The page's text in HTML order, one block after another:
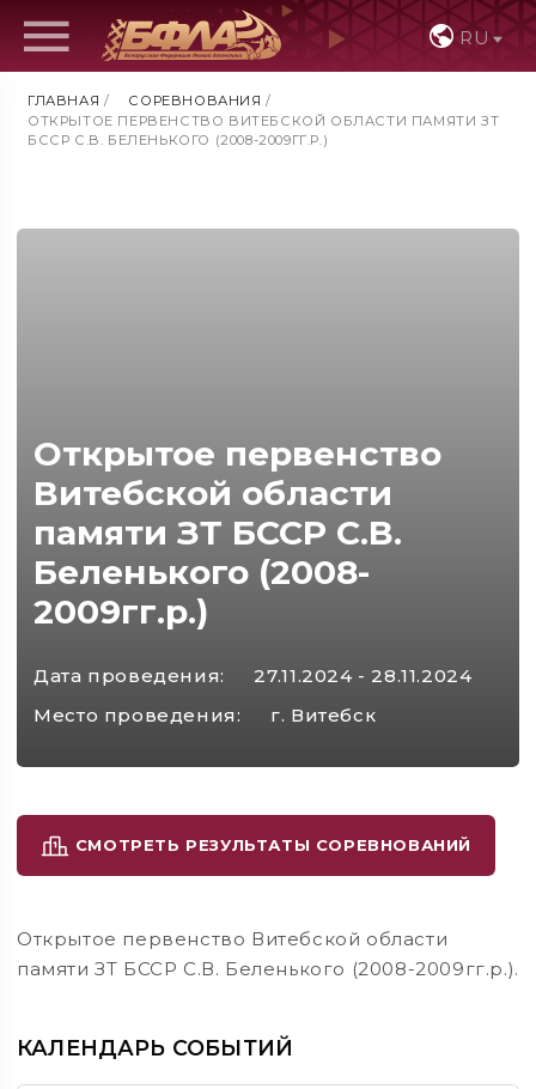
RU
ГЛАВНАЯ / СОРЕВНОВАНИЯ /
ОТКРЫТОЕ ПЕРВЕНСТВО ВИТЕБСКОЙ ОБЛАСТИ ПАМЯТИ ЗТ
БССР С.В. БЕЛЕНЬКОГО (2008-2009ГГ.Р.)
Открытое первенство
Витебской области
памяти ЗТ БССР С.В.
Беленького (2008-
2009гг.р.)
Дата проведения:
27.11.2024 - 28.11.2024
Место проведения:
г. Витебск
СМОТРЕТЬ РЕЗУЛЬТАТЫ СОРЕВНОВАНИЙ
Открытое первенство Витебской области
памяти ЗТ БССР С.В. Беленького (2008-2009гг.р.).
КАЛЕНДАРЬ СОБЫТИЙ